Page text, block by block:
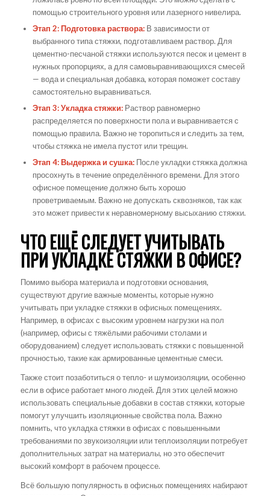
помощью строительного уровня или лазерного нивелира.
Этап 2: Подготовка раствора:В зависимости от
выбранного типа стяжки, подготавливаем раствор. Для
цементно-песчаной стяжки используются песок и цемент в
нужных пропорциях, а для самовыравнивающихся смесей
— вода и специальная добавка, которая поможет составу
самостоятельно выравниваться.
Этап 3: Укладка стяжки:Раствор равномерно
распределяется по поверхности пола и выравнивается с
помощью правила. Важно не торопиться и следить за тем,
чтобы стяжка не имела пустот или трещин.
Этап 4: Выдержка и сушка:После укладки стяжка должна
просохнуть в течение определённого времени. Для этого
офисное помещение должно быть хорошо
проветриваемым. Важно не допускать сквозняков, так как
это может привести к неравномерному высыханию стяжки.
ЧТО ЕЩЁ СЛЕДУЕТ УЧИТЫВАТЬ
ПРИ УКЛАДКЕ СТЯЖКИ В ОФИСЕ?
Помимо выбора материала и подготовки основания,
существуют другие важные моменты, которые нужно
учитывать при укладке стяжки в офисных помещениях.
Например, в офисах с высоким уровнем нагрузки на пол
(например, офисы с тяжёлыми рабочими столами и
оборудованием) следует использовать стяжки с повышенной
прочностью, такие как армированные цементные смеси.
Также стоит позаботиться о тепло- и шумоизоляции, особенно
если в офисе работает много людей. Для этих целей можно
использовать специальные добавки в состав стяжки, которые
помогут улучшить изоляционные свойства пола. Важно
помнить, что укладка стяжки в офисах с повышенными
требованиями по звукоизоляции или теплоизоляции потребует
дополнительных затрат на материалы, но это обеспечит
высокий комфорт в рабочем процессе.
Всё большую популярность в офисных помещениях набирают